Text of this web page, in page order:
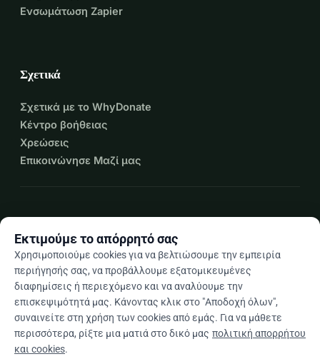
Ενσωμάτωση Zapier
Σχετικά
Σχετικά με το WhyDonate
Κέντρο βοήθειας
Χρεώσεις
Επικοινώνησε Μαζί μας
Elarrow_drop_down
★★★★★4,9 / 5 βάσει 500+ κριτικών
Εκτιμούμε το απόρρητό σας
Χρησιμοποιούμε cookies για να βελτιώσουμε την εμπειρία
περιήγησής σας, να προβάλλουμε εξατομικευμένες
διαφημίσεις ή περιεχόμενο και να αναλύουμε την
επισκεψιμότητά μας. Κάνοντας κλικ στο "Αποδοχή όλων",
συναινείτε στη χρήση των cookies από εμάς. Για να μάθετε
περισσότερα, ρίξτε μια ματιά στο δικό μας πολιτική απορρήτου
και cookies.